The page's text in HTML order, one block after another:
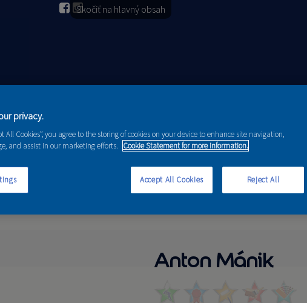
Skočiť na hlavný obsah
Anton Mánik
privacy.
All Cookies”, you agree to the storing of cookies on your device to enhance site navigation,
and assist in our marketing efforts. Cookie Statement for more information.
Reject All
Accept All Cookies